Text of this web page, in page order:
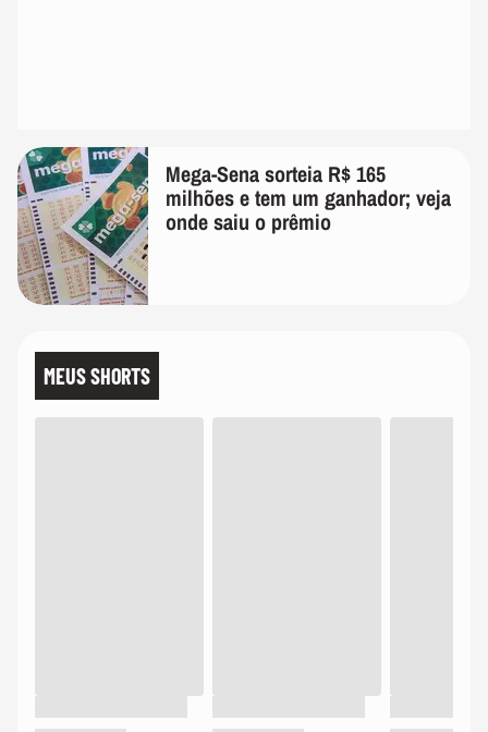
Mega-Sena sorteia R$ 165
milhões e tem um ganhador; veja
onde saiu o prêmio
MEUS SHORTS